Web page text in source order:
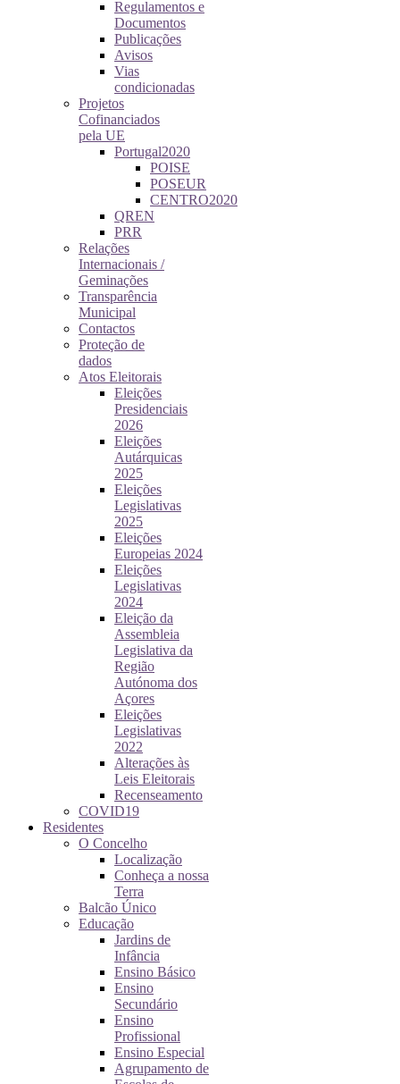
Regulamentos e
Documentos
Publicações
Avisos
Vias
condicionadas
Projetos
Cofinanciados
pela UE
Portugal2020
POISE
POSEUR
CENTRO2020
QREN
PRR
Relações
Internacionais /
Geminações
Transparência
Municipal
Contactos
Proteção de
dados
Atos Eleitorais
Eleições
Presidenciais
2026
Eleições
Autárquicas
2025
Eleições
Legislativas
2025
Eleições
Europeias 2024
Eleições
Legislativas
2024
Eleição da
Assembleia
Legislativa da
Região
Autónoma dos
Açores
Eleições
Legislativas
2022
Alterações às
Leis Eleitorais
Recenseamento
COVID19
Residentes
O Concelho
Localização
Conheça a nossa
Terra
Balcão Único
Educação
Jardins de
Infância
Ensino Básico
Ensino
Secundário
Ensino
Profissional
Ensino Especial
Agrupamento de